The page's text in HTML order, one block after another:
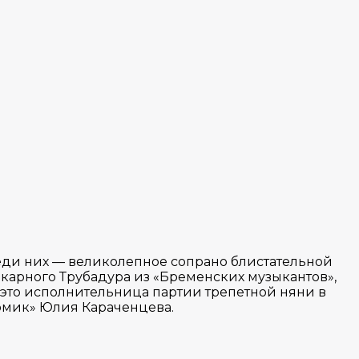
них — великолепное сопрано блистательной
Трубадура из «Бременских музыкантов»,
исполнительница партии трепетной няни в
Юлия Караченцева.